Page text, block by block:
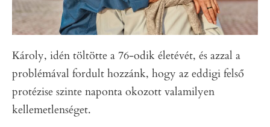
Károly, idén töltötte a 76-odik életévét, és azzal a
problémával fordult hozzánk, hogy az eddigi felső
protézise szinte naponta okozott valamilyen
kellemetlenséget.